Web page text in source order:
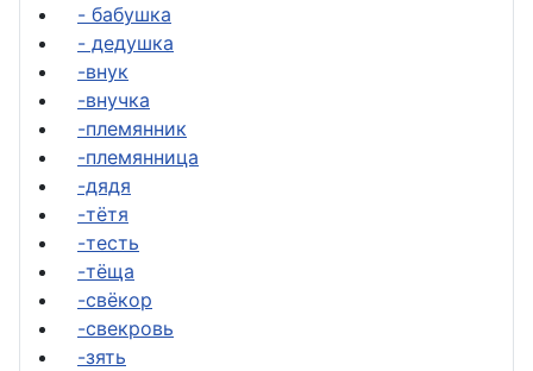
- бабушка
- дедушка
-внук
-внучка
-племянник
-племянница
-дядя
-тётя
-тесть
-тёща
-свёкор
-свекровь
-зять